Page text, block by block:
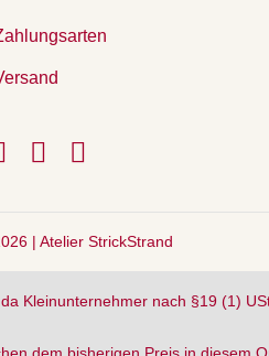
| Atelier StrickStrand
Kleinunternehmer nach §19 (1)